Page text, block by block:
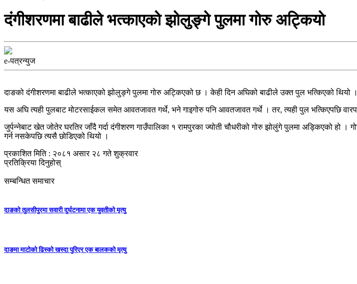
दंगीशरणमा बाढीले भत्काएको झोलुङ्गे पुलमा गोरु अट्कियाे
e-पत्रन्युज
दाङको दंगीशरणमा बाढीले भत्काएको झोलुङ्गे पुलमा गोरु अट्किएको छ । केही दिन अघिको बाढीले उक्त पुल भत्किएको थियो ।
यस अघि त्यही पुलबाट मोटरसाईकल समेत आवतजावत गर्थे, भने गाइगोरु पनि आवतजावत गर्थे । तर, त्यही पुल भत्किएपछि
जुर्पन्नेबाट खेत जोतेर घरतिर जाँदै गर्दा दंगीशरण गाउँपालिका १ रामपुरका ज्योती चौधरीको गोरु झोलुंगे पुलमा अड्किएको हो ।
गर्न नसकेपछि त्यसै छोडिएको थियो ।
प्रकाशित मिति : २०८१ असार २८ गते शुक्रवार
प्रतिक्रिया दिनुहोस्
सम्बन्धित समाचार
दाङको तुलसीपुरमा सवारी दुर्घटनामा एक युवतीको मृत्यु
दाङमा माटोको ढिस्को खस्दा पुरिएर एक बालकको मृत्यु